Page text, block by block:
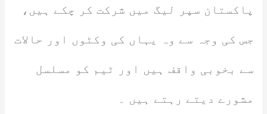
پاکستان سپر لیگ میں شرکت کر چکے ہیں،
جس کی وجہ سے وہ یہاں کی وکٹوں اور حالات
سے بخوبی واقف ہیں اور ٹیم کو مسلسل
مشورے دیتے رہتے ہیں ۔